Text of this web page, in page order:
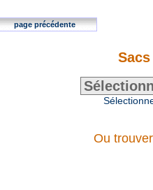
page précédente
Ou